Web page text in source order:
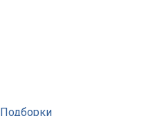
Подборки